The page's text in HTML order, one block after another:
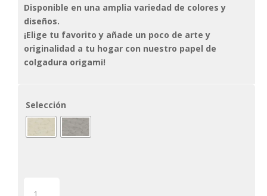
Disponible en una amplia variedad de colores y
diseños.
¡Elige tu favorito y añade un poco de arte y
originalidad a tu hogar con nuestro papel de
colgadura origami!
Selección